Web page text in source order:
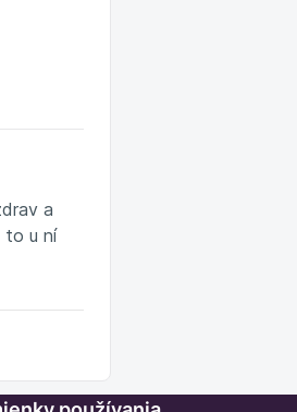
a
to u ní